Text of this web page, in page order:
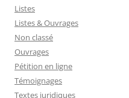
Listes
Listes & Ouvrages
Non classé
Ouvrages
Pétition en ligne
Témoignages
Textes juridiques